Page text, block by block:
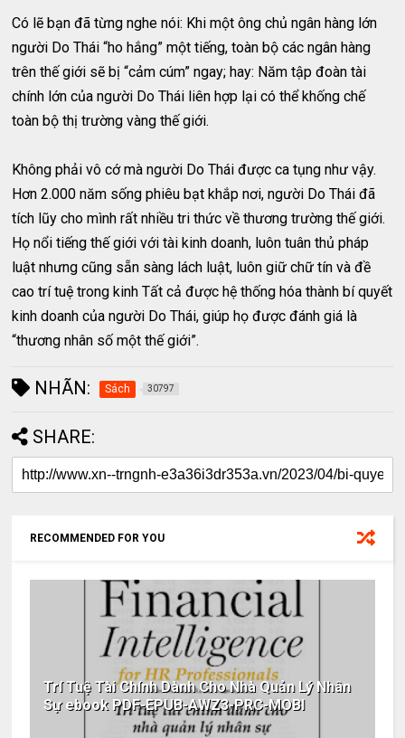
Có lẽ bạn đã từng nghe nói: Khi một ông chủ ngân hàng lớn
người Do Thái “ho hắng” một tiếng, toàn bộ các ngân hàng
trên thế giới sẽ bị “cảm cúm” ngay; hay: Năm tập đoàn tài
chính lớn của người Do Thái liên hợp lại có thể khống chế
toàn bộ thị trường vàng thế giới.
Không phải vô cớ mà người Do Thái được ca tụng như vậy.
Hơn 2.000 năm sống phiêu bạt khắp nơi, người Do Thái đã
tích lũy cho mình rất nhiều tri thức về thương trường thế giới.
Họ nổi tiếng thế giới với tài kinh doanh, luôn tuân thủ pháp
luật nhưng cũng sẵn sàng lách luật, luôn giữ chữ tín và đề
cao trí tuệ trong kinh Tất cả được hệ thống hóa thành bí quyết
kinh doanh của người Do Thái, giúp họ được đánh giá là
“thương nhân số một thế giới”.
NHÃN: Sách 30797
SHARE:
RECOMMENDED FOR YOU
Trí Tuệ Tài Chính Dành Cho Nhà Quản Lý Nhân
Sự ebook PDF-EPUB-AWZ3-PRC-MOBI